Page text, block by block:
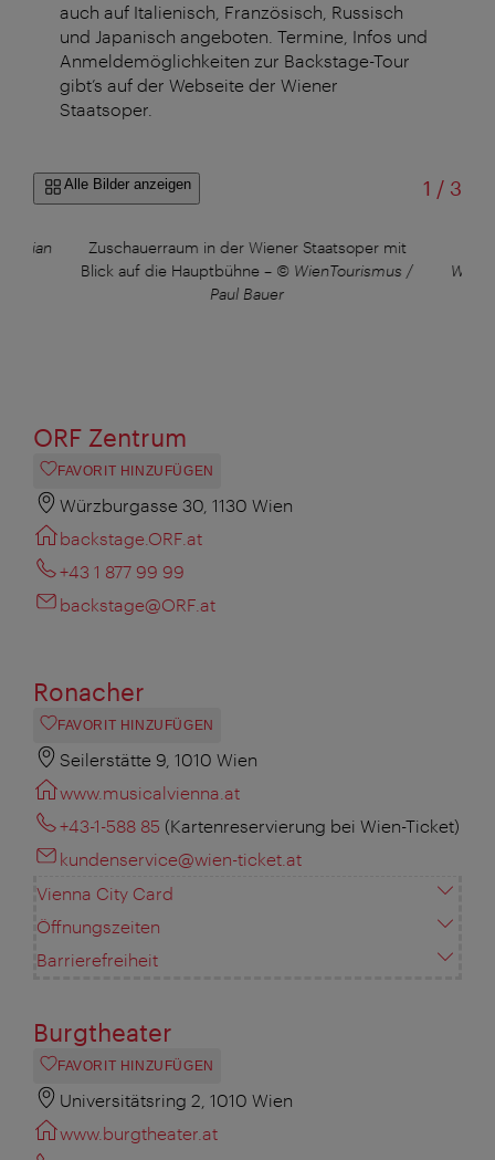
auch auf Italienisch, Französisch, Russisch
und Japanisch angeboten. Termine, Infos und
Anmeldemöglichkeiten zur Backstage-Tour
gibt’s auf der Webseite der Wiener
Staatsoper.
Alle Bilder anzeigen 1 /von
3
Zuschauerraum in der Wiener Staatsoper mit
Blick auf die Hauptbühne – © WienTourismus /
Paul Bauer
ORF Zentrum
FAVORIT HINZUFÜGEN
Würzburgasse 30, 1130 Wien
backstage.ORF.at
+43 1 877 99 99
backstage@ORF.at
Ronacher
FAVORIT HINZUFÜGEN
Seilerstätte 9, 1010 Wien
www.musicalvienna.at
+43-1-588 85 (Kartenreservierung bei Wien-Ticket)
kundenservice@wien-ticket.at
Vienna City Card
Öffnungszeiten
Barrierefreiheit
Burgtheater
FAVORIT HINZUFÜGEN
Universitätsring 2, 1010 Wien
www.burgtheater.at